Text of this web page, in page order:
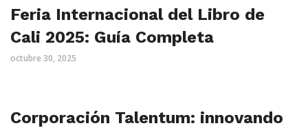
Feria Internacional del Libro de
Cali 2025: Guía Completa
octubre 30, 2025
Corporación Talentum: innovando